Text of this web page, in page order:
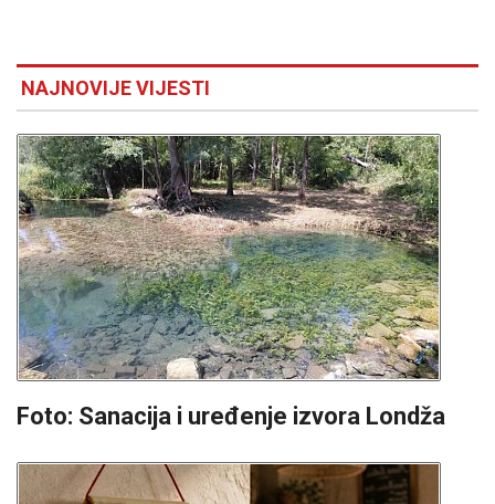
NAJNOVIJE VIJESTI
Foto: Sanacija i uređenje izvora Londža